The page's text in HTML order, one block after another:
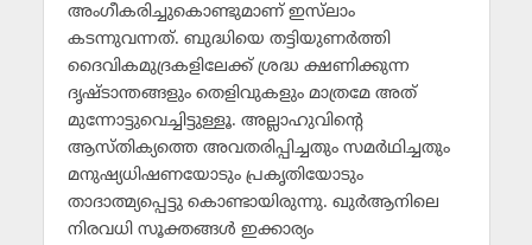
അംഗീകരിച്ചുകൊണ്ടുമാണ് ഇസ്‌ലാം
കടന്നുവന്നത്. ബുദ്ധിയെ തട്ടിയുണര്‍ത്തി
ദൈവികമുദ്രകളിലേക്ക് ശ്രദ്ധ ക്ഷണിക്കുന്ന
ദൃഷ്ടാന്തങ്ങളും തെളിവുകളും മാത്രമേ അത്
മുന്നോട്ടുവെച്ചിട്ടുള്ളൂ. അല്ലാഹുവിന്റെ
ആസ്തിക്യത്തെ അവതരിപ്പിച്ചതും സമര്‍ഥിച്ചതും
മനുഷ്യധിഷണയോടും പ്രകൃതിയോടും
താദാത്മ്യപ്പെട്ടു കൊണ്ടായിരുന്നു. ഖുര്‍ആനിലെ
നിരവധി സൂക്തങ്ങള്‍ ഇക്കാര്യം